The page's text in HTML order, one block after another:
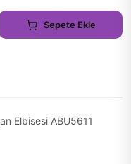
Sepete Ekle
Elbisesi ABU5611